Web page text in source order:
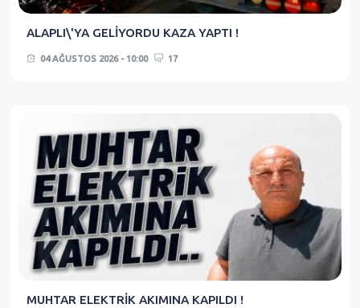
ALAPLI\'YA GELİYORDU KAZA YAPTI !
04 AĞUSTOS 2026 - 10:00 17
MUHTAR ELEKTRİK AKIMINA KAPILDI !